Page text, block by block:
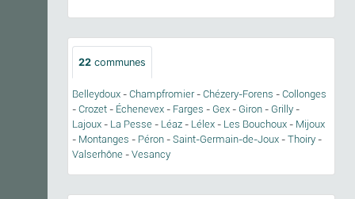
22 communes
Belleydoux - Champfromier- Chézery-Forens - Collonges
- Crozet - Échenevex - Farges - Gex - Giron - Grilly -
Lajoux - La Pesse - Léaz - Lélex - Les Bouchoux - Mijoux
- Montanges - Péron - Saint-Germain-de-Joux - Thoiry -
Valserhône - Vesancy